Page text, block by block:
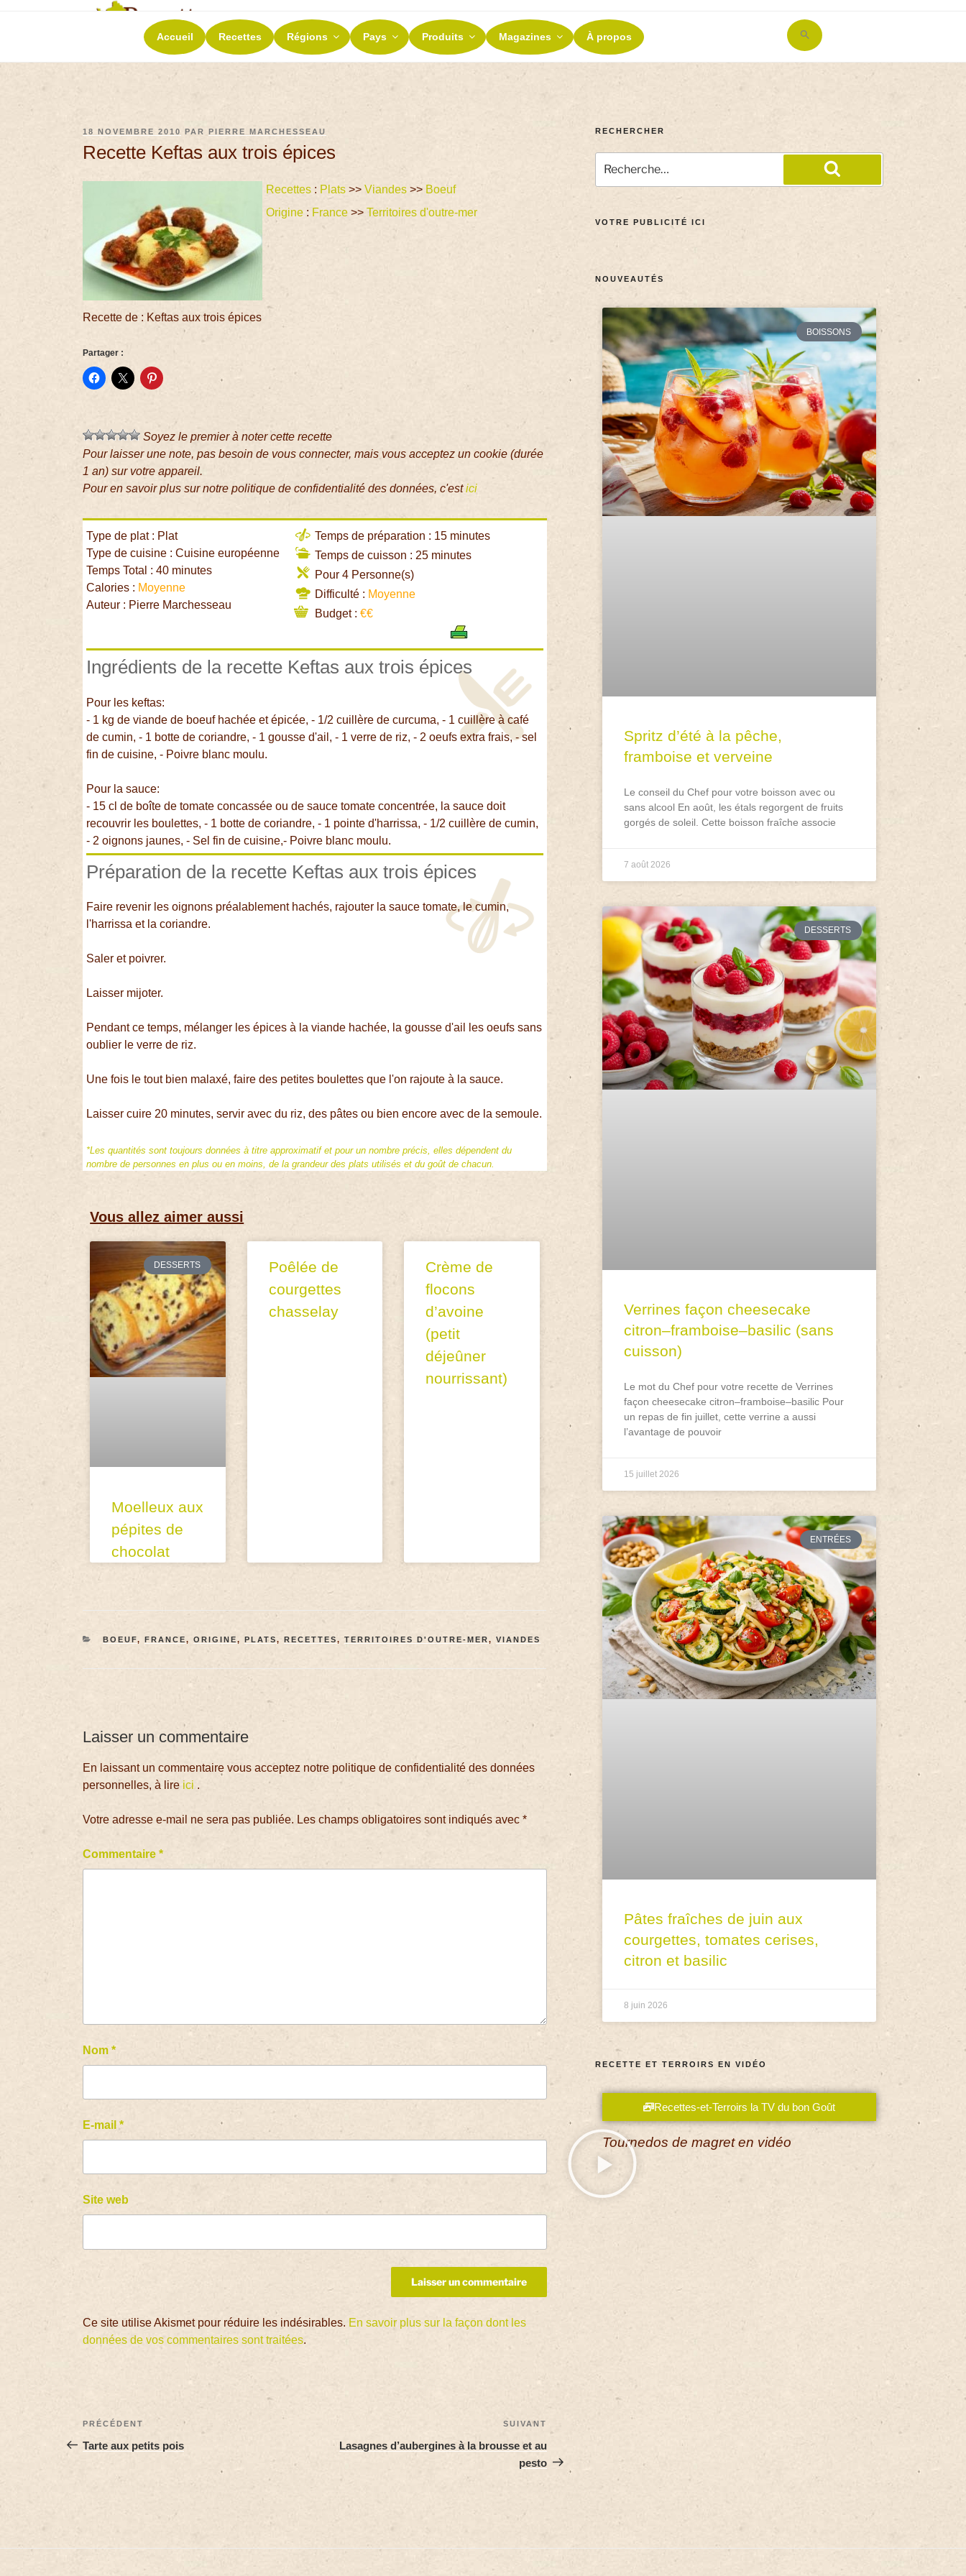
RECETTES ET TERROIRS
La richesse de nos terroirs
Accueil Recettes Régions Pays Produits Magazines À propos
Search
for:
18 NOVEMBRE 2010 PARPIERRE MARCHESSEAU
Recette Keftas aux trois épices
Recettes : Plats >>Viandes >> Boeuf
Origine : France >>Territoires d'outre-mer
Recette de : Keftas aux trois épices
Partager :
Soyez le premier à noter cette recette
Pour laisser une note, pas besoin de vous connecter, mais vous acceptez un cookie (durée
1 an) sur votre appareil.
Pour en savoir plus sur notre politique de confidentialité des données, c'estici
Type de plat : Plat
Type de cuisine : Cuisine européenne
Temps Total : 40 minutes
Calories : Moyenne
Auteur : Pierre Marchesseau
Temps de préparation : 15 minutes
Temps de cuisson : 25 minutes
Pour 4 Personne(s)
Difficulté : Moyenne
Budget :€€
Ingrédients de la recette Keftas aux trois épices
Pour les keftas:
- 1 kg de viande de boeuf hachée et épicée, - 1/2 cuillère de curcuma, - 1 cuillère à café
de cumin, - 1 botte de coriandre, - 1 gousse d'ail, - 1 verre de riz, - 2 oeufs extra frais, - sel
fin de cuisine, - Poivre blanc moulu.
Pour la sauce:
- 15 cl de boîte de tomate concassée ou de sauce tomate concentrée, la sauce doit
recouvrir les boulettes, - 1 botte de coriandre, - 1 pointe d'harrissa, - 1/2 cuillère de cumin,
- 2 oignons jaunes, - Sel fin de cuisine,- Poivre blanc moulu.
Préparation de la recette Keftas aux trois épices
Faire revenir les oignons préalablement hachés, rajouter la sauce tomate, le cumin,
l'harrissa et la coriandre.
Saler et poivrer.
Laisser mijoter.
Pendant ce temps, mélanger les épices à la viande hachée, la gousse d'ail les oeufs sans
oublier le verre de riz.
Une fois le tout bien malaxé, faire des petites boulettes que l'on rajoute à la sauce.
Laisser cuire 20 minutes, servir avec du riz, des pâtes ou bien encore avec de la semoule.
*Les quantités sont toujours données à titre approximatif et pour un nombre précis, elles dépendent du
nombre de personnes en plus ou en moins, de la grandeur des plats utilisés et du goût de chacun.
Vous allez aimer aussi
DESSERTS
Moelleux aux
pépites de
chocolat
Poêlée de
courgettes
chasselay
Crème de
flocons
d’avoine
(petit
déjeûner
nourrissant)
BOEUF, FRANCE, ORIGINE, PLATS, RECETTES, TERRITOIRES D'OUTRE-MER, VIANDES
Laisser un commentaire
En laissant un commentaire vous acceptez notre politique de confidentialité des données
personnelles, à lire ici .
Votre adresse e-mail ne sera pas publiée. Les champs obligatoires sont indiqués avec*
Commentaire*
Nom*
E-mail*
Site web
Ce site utilise Akismet pour réduire les indésirables. En savoir plus sur la façon dont les
données de vos commentaires sont traitées.
PRÉCÉDENT
Tarte aux petits pois
SUIVANT
Lasagnes d’aubergines à la brousse et au
pesto
RECHERCHER
VOTRE PUBLICITÉ ICI
NOUVEAUTÉS
BOISSONS
Spritz d’été à la pêche,
framboise et verveine
Le conseil du Chef pour votre boisson avec ou
sans alcool En août, les étals regorgent de fruits
gorgés de soleil. Cette boisson fraîche associe
7 août 2026
DESSERTS
Verrines façon cheesecake
citron–framboise–basilic (sans
cuisson)
Le mot du Chef pour votre recette de Verrines
façon cheesecake citron–framboise–basilic Pour
un repas de fin juillet, cette verrine a aussi
l’avantage de pouvoir
15 juillet 2026
ENTRÉES
Pâtes fraîches de juin aux
courgettes, tomates cerises,
citron et basilic
8 juin 2026
RECETTE ET TERROIRS EN VIDÉO
Recettes-et-Terroirs la TV du bon Goût
Tournedos de magret en vidéo